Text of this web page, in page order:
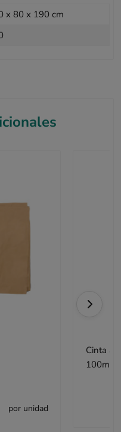
x 80 x 190 cm
por unidad
Cinta
100m